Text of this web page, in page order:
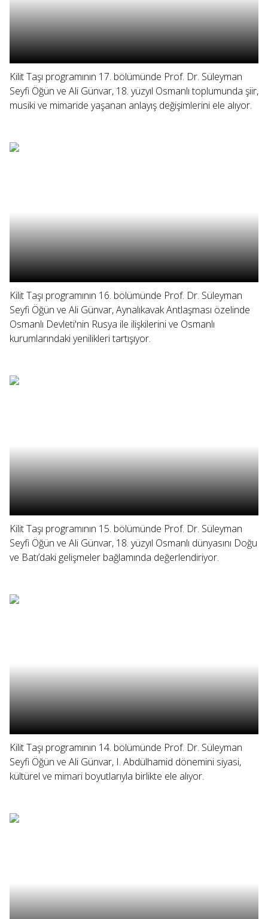
Kilit Taşı programının 17. bölümünde Prof. Dr. Süleyman
Seyfi Öğün ve Ali Günvar, 18. yüzyıl Osmanlı toplumunda şiir,
musiki ve mimaride yaşanan anlayış değişimlerini ele alıyor.
Kilit Taşı programının 16. bölümünde Prof. Dr. Süleyman
Seyfi Öğün ve Ali Günvar, Aynalıkavak Antlaşması özelinde
Osmanlı Devleti'nin Rusya ile ilişkilerini ve Osmanlı
kurumlarındaki yenilikleri tartışıyor.
Kilit Taşı programının 15. bölümünde Prof. Dr. Süleyman
Seyfi Öğün ve Ali Günvar, 18. yüzyıl Osmanlı dünyasını Doğu
ve Batı’daki gelişmeler bağlamında değerlendiriyor.
Kilit Taşı programının 14. bölümünde Prof. Dr. Süleyman
Seyfi Öğün ve Ali Günvar, I. Abdülhamid dönemini siyasi,
kültürel ve mimari boyutlarıyla birlikte ele alıyor.